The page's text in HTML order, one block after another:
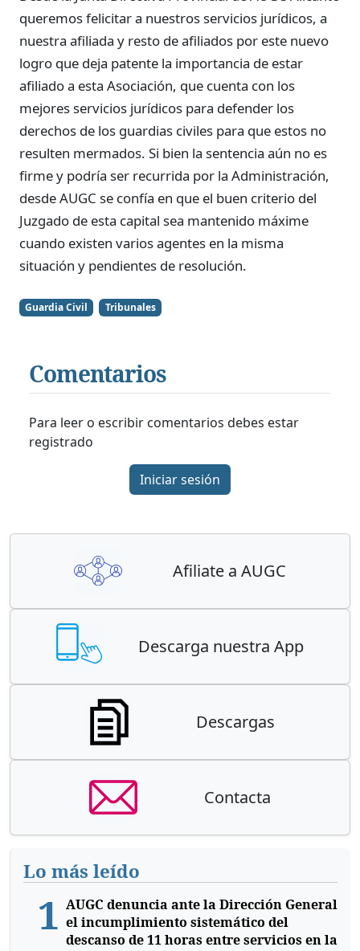
queremos felicitar a nuestros servicios jurídicos, a
nuestra afiliada y resto de afiliados por este nuevo
logro que deja patente la importancia de estar
afiliado a esta Asociación, que cuenta con los
mejores servicios jurídicos para defender los
derechos de los guardias civiles para que estos no
resulten mermados. Si bien la sentencia aún no es
firme y podría ser recurrida por la Administración,
desde AUGC se confía en que el buen criterio del
Juzgado de esta capital sea mantenido máxime
cuando existen varios agentes en la misma
situación y pendientes de resolución.
Guardia Civil Tribunales
Comentarios
Para leer o escribir comentarios debes estar
registrado
Iniciar sesión
Afiliate a AUGC
Descarga nuestra App
Descargas
Contacta
Lo más leído
1 AUGC denuncia ante la Dirección General
el incumplimiento sistemático del
descanso de 11 horas entre servicios en la